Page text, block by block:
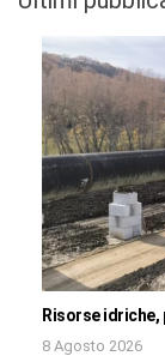
Risorse
8 Agosto 2026